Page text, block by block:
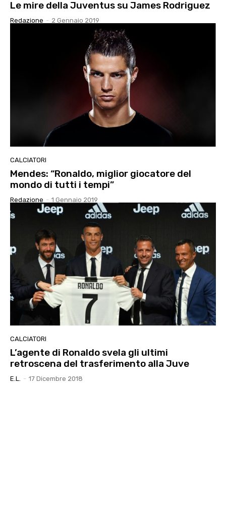
Le mire della Juventus su James Rodriguez
Redazione - 2 Gennaio 2019
CALCIATORI
Mendes: “Ronaldo, miglior giocatore del
mondo di tutti i tempi”
Redazione - 1 Gennaio 2019
CALCIATORI
L’agente di Ronaldo svela gli ultimi
retroscena del trasferimento alla Juve
E.l. - 17 Dicembre 2018